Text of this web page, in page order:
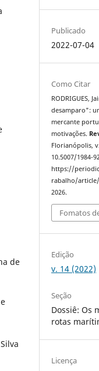
de
Publicado
2022-07-04
Como Citar
RODRIGUES,
desamparo":
mercante
motivações.
Florianópolis,
10.5007/1984-
https://
rabalho/article/
2026.
Fomatos
Edição
v. 14 (2022)
Seção
Dossiê: Os
rotas
Licença